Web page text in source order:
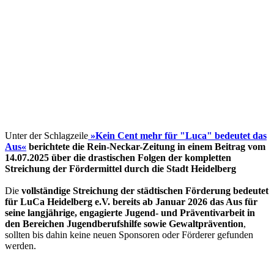
Unter der Schlagzeile »Kein Cent mehr für "Luca" bedeutet das
Aus« berichtete die Rein-Neckar-Zeitung in einem Beitrag vom
14.07.2025 über die drastischen Folgen der kompletten
Streichung der Fördermittel durch die Stadt Heidelberg
Die vollständige Streichung der städtischen Förderung bedeutet
für LuCa Heidelberg e.V. bereits ab Januar 2026 das Aus für
seine langjährige, engagierte Jugend- und Präventivarbeit in
den Bereichen Jugendberufshilfe sowie Gewaltprävention,
sollten bis dahin keine neuen Sponsoren oder Förderer gefunden
werden.